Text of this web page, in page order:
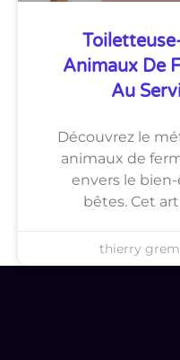
Animaux De
Au
Découvrez le
animaux de
envers le
bêtes. Cet
thierry